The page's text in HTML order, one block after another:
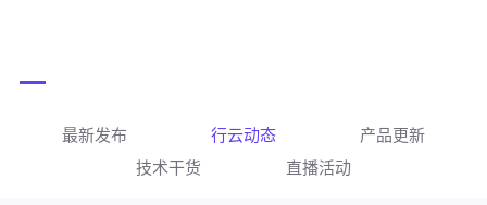
最新发布 行云动态
产品更新
技术干货
直播活动